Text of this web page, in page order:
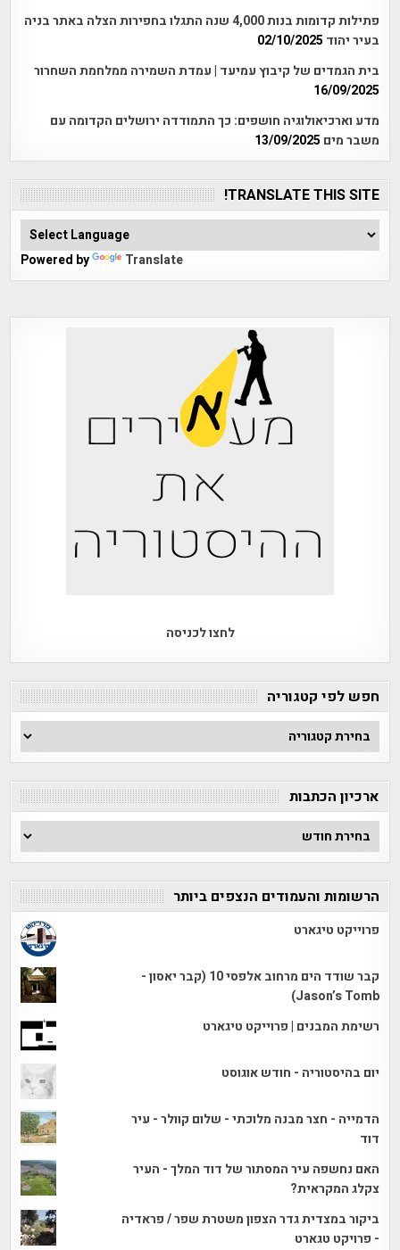
פתילות קדומות בנות 4,000 שנה התגלו בחפירות הצלה באתר בניה
בעיר יהוד 02/10/2025
בית הגמדים של קיבוץ עמיעד | עמדת השמירה ממלחמת השחרור
16/09/2025
מדע וארכיאולוגיה חושפים: כך התמודדה ירושלים הקדומה עם
משבר מים 13/09/2025
TRANSLATE THIS SITE!
Powered by Translate
לחצו לכניסה
חפש לפי קטגוריה
חפש
לפי
ארכיון הכתבות
ארכיון
הכתבות
הרשומות והעמודים הנצפים ביותר
פרוייקט טיגארט
קבר שודד הים מרחוב אלפסי 10 (קבר יאסון -
Jason’s Tomb)
רשימת המבנים | פרוייקט טיגארט
יום בהיסטוריה - חודש אוגוסט
הדמייה - חצר מבנה מלוכתי - שלום קוולר - עיר
דוד
האם נחשפה עיר המסתור של דוד המלך - העיר
צקלג המקראית?
ביקור במצדית גדר הצפון משטרת שפר / פראדיה
- פרויקט טגארט